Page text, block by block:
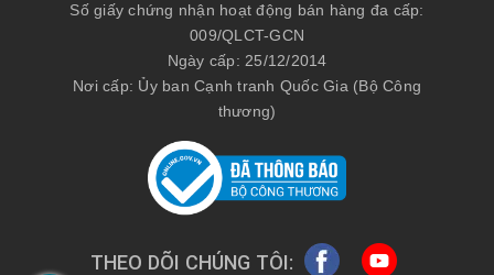
Số giấy chứng nhận hoạt động bán hàng đa cấp:
009/QLCT-GCN
Ngày cấp: 25/12/2014
Nơi cấp: Ủy ban Cạnh tranh Quốc Gia (Bộ Công
thương)
THEO DÕI CHÚNG TÔI